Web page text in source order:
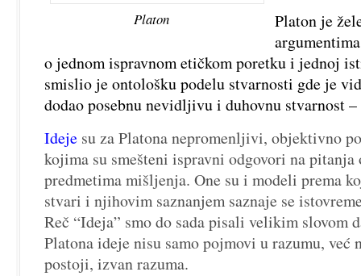
Platon
Platon je
o jednom ispravnom etičkom poretku i jednoj
smislio je ontološku podelu stvarnosti gde je
dodao posebnu nevidljivu i duhovnu stvarnost
Ideje su za Platona nepromenljivi, objektivno
kojima su smešteni ispravni odgovori na
predmetima mišljenja. One su i modeli prema
stvari i njihovim saznanjem saznaje se
Reč “Ideja” smo do sada pisali velikim slovom
Platona ideje nisu samo pojmovi u razumu, već
postoji, izvan razuma.